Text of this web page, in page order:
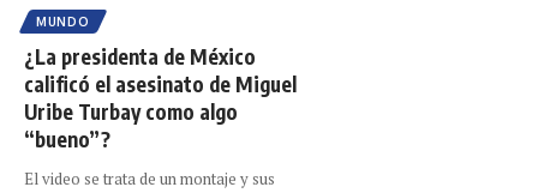
MUNDO
¿La presidenta de México
calificó el asesinato de Miguel
Uribe Turbay como algo
“bueno”?
El video se trata de un montaje y sus